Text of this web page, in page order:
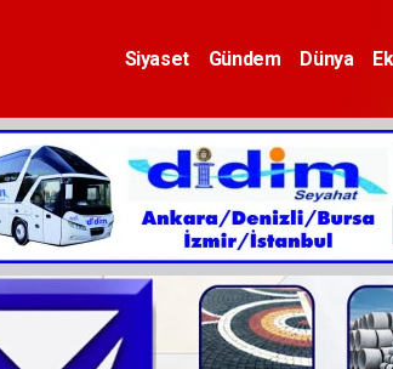
Siyaset Gündem Dünya